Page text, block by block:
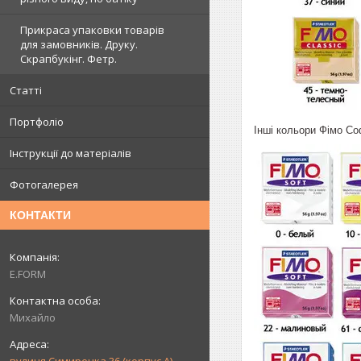
Прикраса упаковки товарів
для замовників. Друку.
Скрапбукінг. Фетр.
Статті
Портфоліо
Інструкції до матеріалів
Фотогалерея
КОНТАКТИ
E.FORM
Михайло
Інші кольори Фімо